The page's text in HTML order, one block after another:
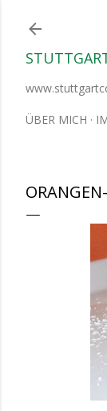
ÜBER MICH